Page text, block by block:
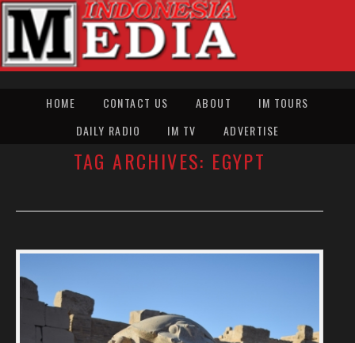
HOME CONTACT US ABOUT
IM TOURS
DAILY RADIO
IM TV ADVERTISE
TAG ARCHIVES: EGYPT